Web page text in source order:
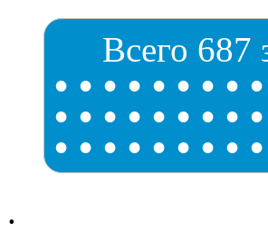
Всего 687
• • • • • • • • •
• • • • • • • • •
• • • • • • • • •
.